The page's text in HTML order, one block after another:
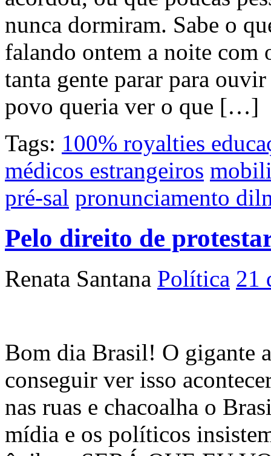
nunca dormiram. Sabe o
falando ontem a noite com
tanta gente parar para
povo queria ver o que […]
Tags: 100% royalties
médicos estrangeiros
pré-sal pronunciamento
Pelo direito de
Renata Santana Política 21
Bom dia Brasil! O gigante
conseguir ver isso
nas ruas e chacoalha o
mídia e os políticos